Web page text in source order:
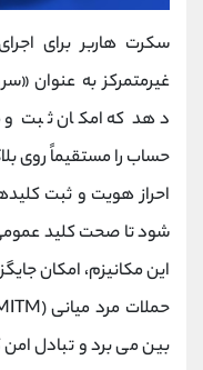
سکرت هاربر برای
غیرمتمرکز به عنوان
‌دهد که امکان ثبت و
حساب را مستقیماً روی
احراز هویت و ثبت
‌شود تا صحت کلید
این مکانیزم، امکان
بین می ‌برد و تبادل امن